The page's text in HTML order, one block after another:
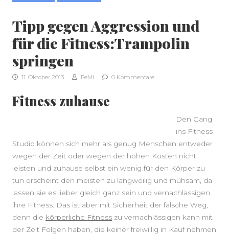
Tipp gegen Aggression und
für die Fitness:Trampolin
springen
11. Oktober 2013 PeMi 0 Kommentare
Fitness zuhause
Den Gang
ins Fitness
Studio können sich mehr als genug Menschen entweder
wegen der Zeit oder wegen der hohen Kosten nicht
leisten und zuhause selbst ein wenig für den Körper zu
tun erscheint den meisten zu langweilig und mühsam, da
lassen sie es lieber gleich ganz sein und vernachlässigen
ihre Fitness. Das ist aber mit Sicherheit der falsche Weg,
denn die körperliche Fitness zu vernachlässigen kann mit
der Zeit Folgen haben, die keiner freiwillig in Kauf nehmen
SEITENLEISTE